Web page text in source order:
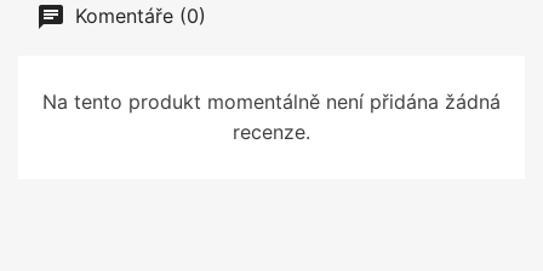
Komentáře (0)
Na tento produkt momentálně není přidána žádná
recenze.